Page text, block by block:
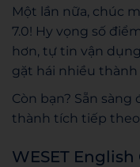
Một lần nữa, chúc
7.0! Hy vọng số
hơn, tự tin vận
gặt hái nhiều
Còn bạn? Sẵn sàng
thành tích tiếp theo
WESET